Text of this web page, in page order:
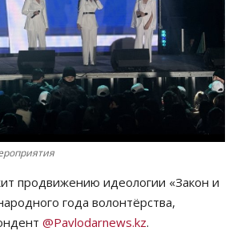
продвижению идеологии «Закон и
года волонтёрства,
@Pavlodarnews.kz.